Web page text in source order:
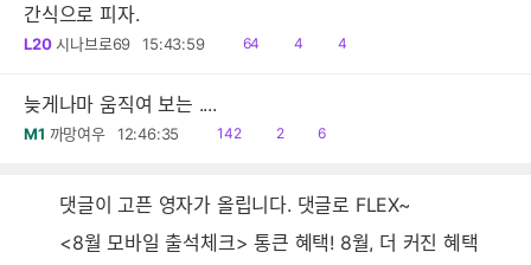
간식으로 피자.
L20 시나브로69 15:43:59
읽
64
공
4
댓
4
늦게나마 움직여 보는 ....
M1 까망여우 12:46:35
읽
142
공
2
댓
6
댓글이 고픈 영자가 올립니다. 댓글로 FLEX~
<8월 모바일 출석체크> 통큰 혜택! 8월, 더 커진 혜택